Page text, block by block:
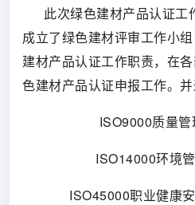
此次绿色建材产品认证工
成立了绿色建材评审工作小
建材产品认证工作职责，在
色建材产品认证申报工作。
ISO9000质量
ISO14000环境
ISO45000职业健康